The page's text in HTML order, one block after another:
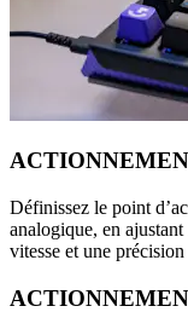
Définissez le point
analogique, en
vitesse et une